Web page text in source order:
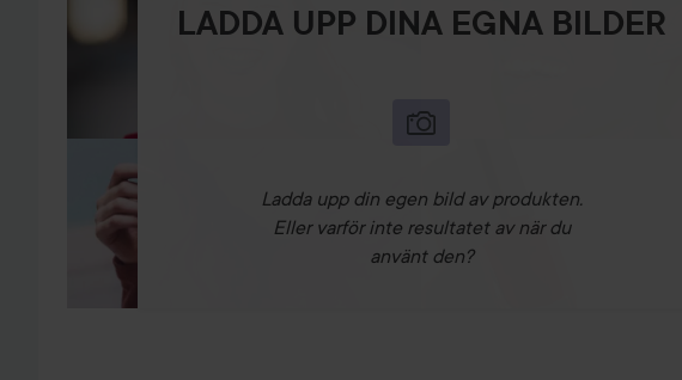
LADDA UPP DINA EGNA BILDER
Ladda upp din egen bild av produkten.
Eller varför inte resultatet av när du
använt den?